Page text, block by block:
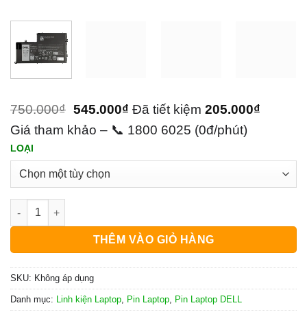
750.000₫ 545.000₫ Đã tiết kiệm 205.000₫
Giá tham khảo – 📞 1800 6025 (0đ/phút)
LOẠI
Pin Laptop Dell Latitude 3450 số lượng
THÊM VÀO GIỎ HÀNG
SKU: Không áp dụng
Danh mục: Linh kiện Laptop Pin Laptop Pin Laptop DELL